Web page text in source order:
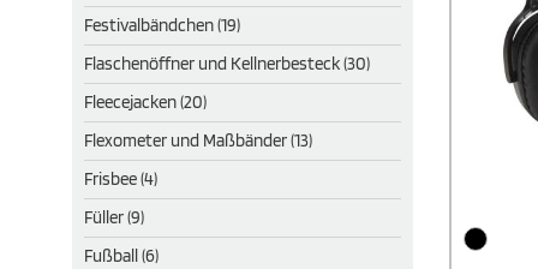
Festivalbändchen (19)
Flaschenöffner und Kellnerbesteck (30)
Fleecejacken (20)
Flexometer und Maßbänder (13)
Frisbee (4)
Füller (9)
Fußball (6)